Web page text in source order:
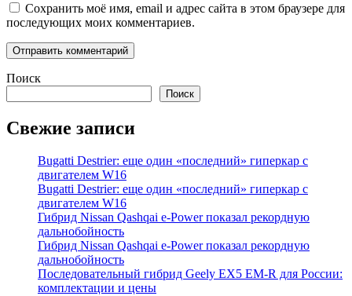
Сохранить моё имя, email и адрес сайта в этом браузере для
последующих моих комментариев.
Поиск
Поиск
Свежие записи
Bugatti Destrier: еще один «последний» гиперкар с
двигателем W16
Bugatti Destrier: еще один «последний» гиперкар с
двигателем W16
Гибрид Nissan Qashqai e-Power показал рекордную
дальнобойность
Гибрид Nissan Qashqai e-Power показал рекордную
дальнобойность
Последовательный гибрид Geely EX5 EM-R для России:
комплектации и цены